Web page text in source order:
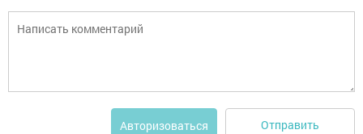
Авторизоваться Отправить